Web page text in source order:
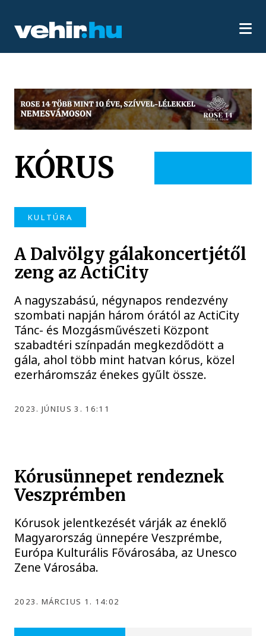
KÓRUS
KULTÚRA
A Dalvölgy gálakoncertjétől
zeng az ActiCity
A nagyszabású, négynapos rendezvény
szombati napján három órától az ActiCity
Tánc- és Mozgásművészeti Központ
szabadtéri színpadán megkezdődött a
gála, ahol több mint hatvan kórus, közel
ezerháromszáz énekes gyűlt össze.
2023. JÚNIUS 3. 16:11
Kórusünnepet rendeznek
Veszprémben
Kórusok jelentkezését várják az éneklő
Magyarország ünnepére Veszprémbe,
Európa Kulturális Fővárosába, az Unesco
Zene Városába.
2023. MÁRCIUS 1. 14:02